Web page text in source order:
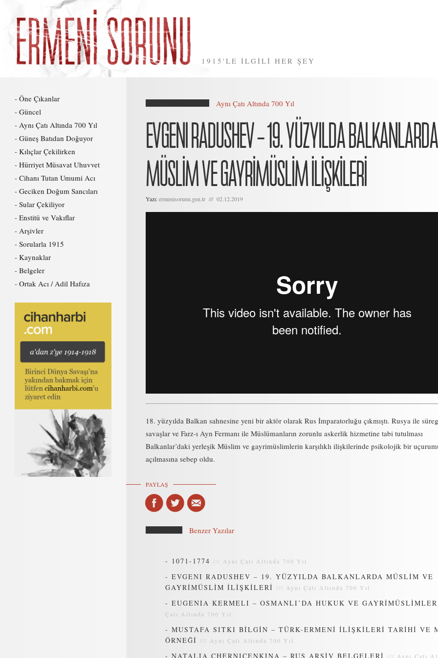
1915'LE İLGİLİ HER ŞEY
Öne Çıkanlar
Güncel
Aynı Çatı Altında 700 Yıl
Güneş Batıdan Doğuyor
Kılıçlar Çekilirken
Hürriyet Müsavat Uhuvvet
Cihanı Tutan Umumi Acı
Geciken Doğum Sancıları
Sular Çekiliyor
Enstitü ve Vakıflar
Arşivler
Sorularla 1915
Kaynaklar
Belgeler
Ortak Acı / Adil Hafıza
Aynı Çatı Altında 700 Yıl
EVGENI RADUSHEV – 19. YÜZYILDA BALKANLARDA
MÜSLİM VE GAYRİMÜSLİM İLİŞKİLERİ
Yazı:ermenisorunu.gen.tr /// 02.12.2019
18. yüzyılda Balkan sahnesine yeni bir aktör olarak Rus İmparatorluğu çıkmıştı. Rusya ile
savaşlar ve Farz-ı Ayn Fermanı ile Müslümanların zorunlu askerlik hizmetine tabi tutulması
Balkanlar’daki yerleşik Müslim ve gayrimüslimlerin karşılıklı ilişkilerinde psikolojik bir
açılmasına sebep oldu.
PAYLAŞ
Benzer Yazılar
- 1071-1774 /// Aynı Çatı Altında 700 Yıl
- EVGENI RADUSHEV – 19. YÜZYILDA BALKANLARDA MÜSLİM VE
GAYRİMÜSLİM İLİŞKİLERİ /// Aynı Çatı Altında 700 Yıl
- EUGENIA KERMELI – OSMANLI’DA HUKUK VE GAYRİMÜSLİMLER
Çatı Altında 700 Yıl
- MUSTAFA SITKI BİLGİN – TÜRK-ERMENİ İLİŞKİLERİ TARİHİ VE
ÖRNEĞİ
/// Aynı Çatı Altında 700 Yıl
- NATALIA CHERNICENKINA – RUS ARŞİV BELGELERİ /// Aynı Çatı